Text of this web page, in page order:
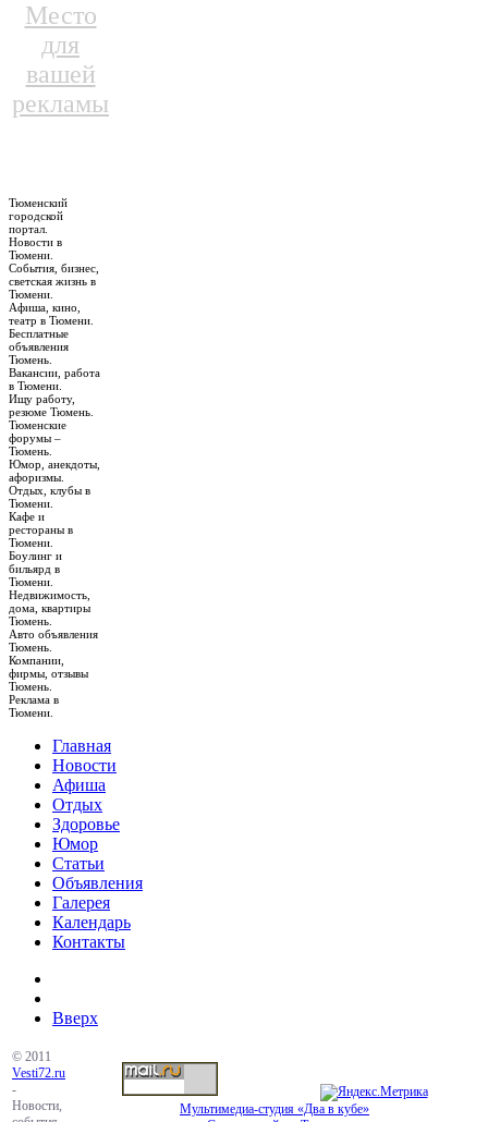
Место
для
вашей
рекламы
Тюменский
городской
портал.
Новости в
Тюмени.
События, бизнес,
светская жизнь в
Тюмени.
Афиша, кино,
театр в Тюмени.
Бесплатные
объявления
Тюмень.
Вакансии, работа
в Тюмени.
Ищу работу,
резюме Тюмень.
Тюменские
форумы –
Тюмень.
Юмор, анекдоты,
афоризмы.
Отдых, клубы в
Тюмени.
Кафе и
рестораны в
Тюмени.
Боулинг и
бильярд в
Тюмени.
Недвижимость,
дома, квартиры
Тюмень.
Авто объявления
Тюмень.
Компании,
фирмы, отзывы
Тюмень.
Реклама в
Тюмени.
Главная
Новости
Афиша
Отдых
Здоровье
Юмор
Статьи
Объявления
Галерея
Календарь
Контакты
Вверх
© 2011
Vesti72.ru
-
Новости,
Мультимедиа-студия «Два в кубе»